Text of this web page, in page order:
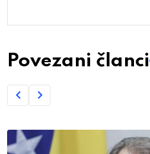
Povezani članci